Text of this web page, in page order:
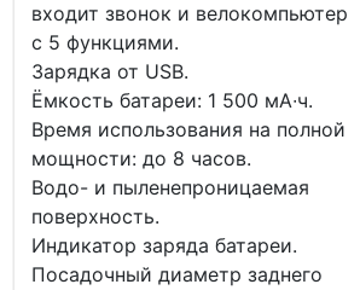
входит звонок и велокомпьютер
с 5 функциями.
Зарядка от USB.
Ёмкость батареи: 1 500 мА∙ч.
Время использования на полной
мощности: до 8 часов.
Водо- и пыленепроницаемая
поверхность.
Индикатор заряда батареи.
Посадочный диаметр заднего